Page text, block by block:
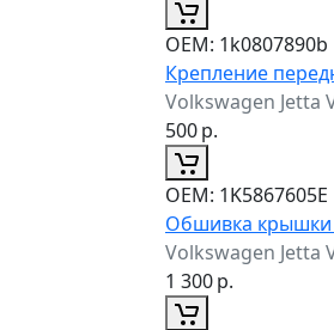
ОЕМ: 1k0807890b
Крепление
Volkswagen Jetta
500р.
ОЕМ: 1K5867605E
Обшивка крышки
Volkswagen Jetta
1 300р.